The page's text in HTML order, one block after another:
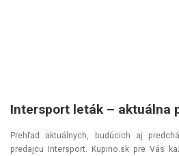
Intersport leták – aktuálna
Prehľad aktuálnych, budúcich aj
predajcu Intersport. Kupino.sk pre Vás